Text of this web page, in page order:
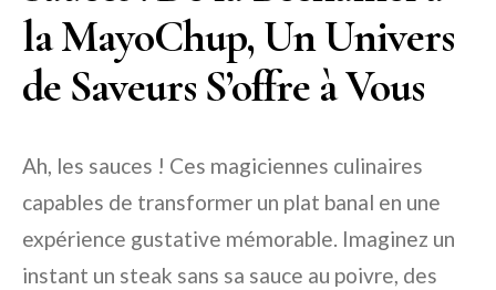
la MayoChup, Un Univers
de Saveurs S’offre à Vous
Ah, les sauces ! Ces magiciennes culinaires
capables de transformer un plat banal en une
expérience gustative mémorable. Imaginez un
instant un steak sans sa sauce au poivre, des